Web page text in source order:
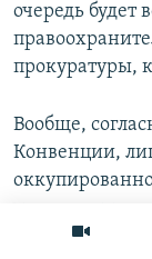
очередь будет
прокуратуры,
Вообще,
Конвенции,
нести